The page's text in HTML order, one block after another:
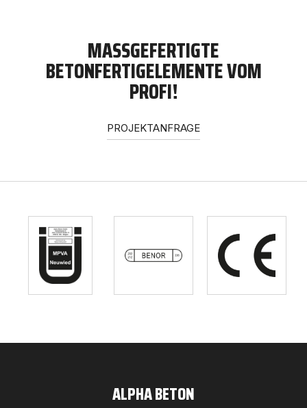
MASSGEFERTIGTE B
ETONFERTIGELEMENTE VOM P
ROFI!
PROJEKTANFRAGE
ALPHA BETON